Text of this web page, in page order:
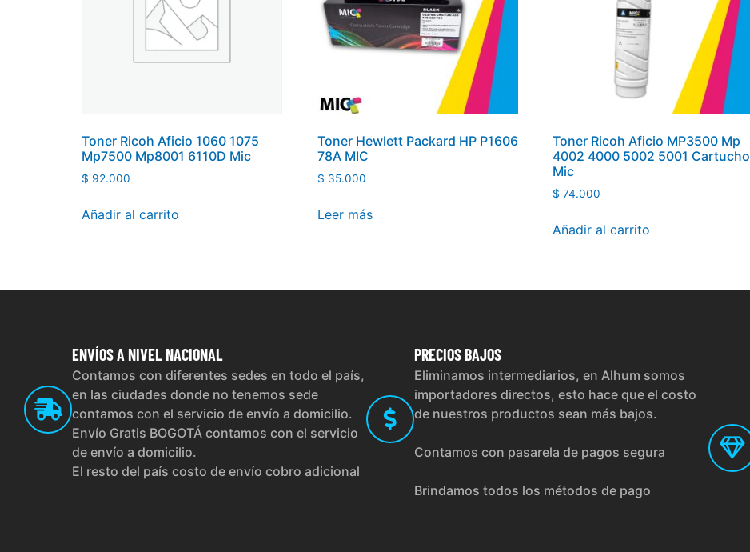
Toner Ricoh Aficio 1060 1075
Mp7500 Mp8001 6110D Mic
$ 92.000
Añadir al carrito
Toner Hewlett Packard HP P1606
78A MIC
$ 35.000
Leer más
Toner Ricoh Aficio MP3500 Mp
4002 4000 5002 5001 Cartucho
Mic
$ 74.000
Añadir al carrito
ENVÍOSA NIVEL NACIONAL
Contamos con diferentes sedes en todo el país,
en las ciudades donde no tenemos sede
contamos con el servicio de envío a domicilio.
Envío Gratis BOGOTÁ contamos con el servicio
de envío a domicilio.
El resto del país costo de envío cobro adicional
PRECIOSBAJOS
Eliminamos intermediarios, en Alhum somos
importadores directos, esto hace que el costo
de nuestros productos sean más bajos.
Contamos con pasarela de pagos segura
Brindamos todos los métodos de pago